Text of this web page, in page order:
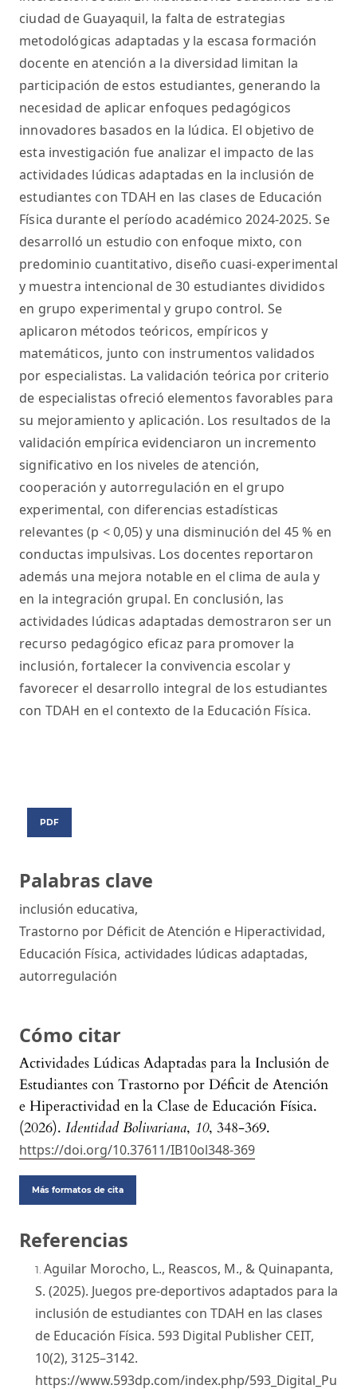
Palabras clave
inclusión educativa,
Trastorno por Déficit de Atención e Hiperactividad,
Educación Física, actividades lúdicas adaptadas,
autorregulación
Cómo citar
Actividades Lúdicas Adaptadas para la Inclusión de
Estudiantes con Trastorno por Déficit de Atención
e Hiperactividad en la Clase de Educación Física.
(2026). Identidad Bolivariana, 10, 348-369.
https://doi.org/10.37611/IB10ol348-369
Más formatos de cita
ciudad de Guayaquil, la falta de estrategias
metodológicas adaptadas y la escasa formación
docente en atención a la diversidad limitan la
participación de estos estudiantes, generando la
necesidad de aplicar enfoques pedagógicos
innovadores basados en la lúdica. El objetivo de
esta investigación fue analizar el impacto de las
actividades lúdicas adaptadas en la inclusión de
estudiantes con TDAH en las clases de Educación
Física durante el período académico 2024-2025. Se
desarrolló un estudio con enfoque mixto, con
predominio cuantitativo, diseño cuasi-experimental
y muestra intencional de 30 estudiantes divididos
en grupo experimental y grupo control. Se
aplicaron métodos teóricos, empíricos y
matemáticos, junto con instrumentos validados
por especialistas. La validación teórica por criterio
de especialistas ofreció elementos favorables para
su mejoramiento y aplicación. Los resultados de la
validación empírica evidenciaron un incremento
significativo en los niveles de atención,
cooperación y autorregulación en el grupo
experimental, con diferencias estadísticas
relevantes (p < 0,05) y una disminución del 45 % en
conductas impulsivas. Los docentes reportaron
además una mejora notable en el clima de aula y
en la integración grupal. En conclusión, las
actividades lúdicas adaptadas demostraron ser un
recurso pedagógico eficaz para promover la
inclusión, fortalecer la convivencia escolar y
favorecer el desarrollo integral de los estudiantes
con TDAH en el contexto de la Educación Física.
PDF
Referencias
Aguilar Morocho, L., Reascos, M., & Quinapanta,
S. (2025). Juegos pre-deportivos adaptados para la
inclusión de estudiantes con TDAH en las clases
de Educación Física. 593 Digital Publisher CEIT,
10(2), 3125–3142.
https://www.593dp.com/index.php/593_Digital_Pu